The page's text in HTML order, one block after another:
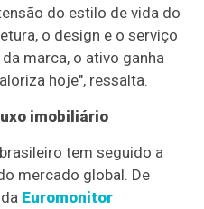
do estilo de vida do
o design e o serviço
marca, o ativo ganha
hoje", ressalta.
imobiliário
tem seguido a
mercado global. De
Euromonitor